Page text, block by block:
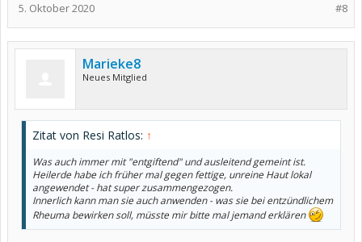
#8
5. Oktober 2020
Marieke8
Neues Mitglied
Zitat von Resi Ratlos: ↑
Was auch immer mit "entgiftend" und ausleitend gemeint ist.
Heilerde habe ich früher mal gegen fettige, unreine Haut lokal
angewendet - hat super zusammengezogen.
Innerlich kann man sie auch anwenden - was sie bei entzündlichem
Rheuma bewirken soll, müsste mir bitte mal jemand erklären